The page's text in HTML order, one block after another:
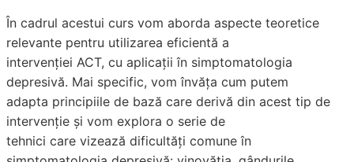
În cadrul acestui curs vom aborda aspecte teoretice
relevante pentru utilizarea eficientă a
intervenției ACT, cu aplicații în simptomatologia
depresivă. Mai specific, vom învăța cum putem
adapta principiile de bază care derivă din acest tip de
intervenție și vom explora o serie de
tehnici care vizează dificultăți comune în